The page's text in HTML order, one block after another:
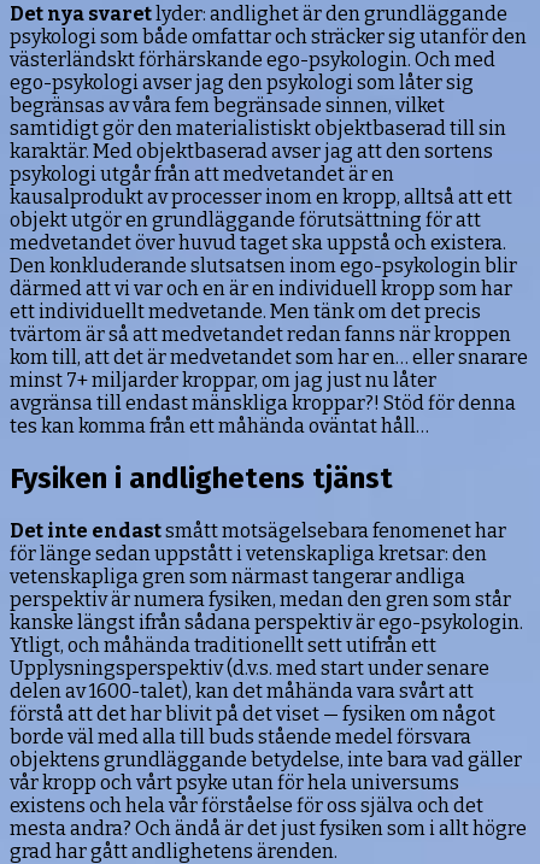
Det nya svaretlyder: andlighet är den grundläggande
psykologi som både omfattar och sträcker sig utanför den
västerländskt förhärskande ego-psykologin. Och med
ego-psykologi avser jag den psykologi som låter sig
begränsas av våra fem begränsade sinnen, vilket
samtidigt gör den materialistiskt objektbaserad till sin
karaktär. Med objektbaserad avser jag att den sortens
psykologi utgår från att medvetandet är en
kausalprodukt av processer inom en kropp, alltså att ett
objekt utgör en grundläggande förutsättning för att
medvetandet över huvud taget ska uppstå och existera.
Den konkluderande slutsatsen inom ego-psykologin blir
därmed att vi var och en är en individuell kropp som har
ett individuellt medvetande. Men tänk om det precis
tvärtom är så att medvetandet redan fanns när kroppen
kom till, att det är medvetandet som har en… eller snarare
minst 7+ miljarder kroppar, om jag just nu låter
avgränsa till endast mänskliga kroppar?! Stöd för denna
tes kan komma från ett måhända oväntat håll…
Fysiken i andlighetens tjänst
Det inte endastsmått motsägelsebara fenomenet har
för länge sedan uppstått i vetenskapliga kretsar: den
vetenskapliga gren som närmast tangerar andliga
perspektiv är numera fysiken, medan den gren som står
kanske längst ifrån sådana perspektiv är ego-psykologin.
Ytligt, och måhända traditionellt sett utifrån ett
Upplysningsperspektiv (d.v.s. med start under senare
delen av 1600-talet), kan det måhända vara svårt att
förstå att det har blivit på det viset — fysiken om något
borde väl med alla till buds stående medel försvara
objektens grundläggande betydelse, inte bara vad gäller
vår kropp och vårt psyke utan för hela universums
existens och hela vår förståelse för oss själva och det
mesta andra? Och ändå är det just fysiken som i allt högre
grad har gått andlighetens ärenden.